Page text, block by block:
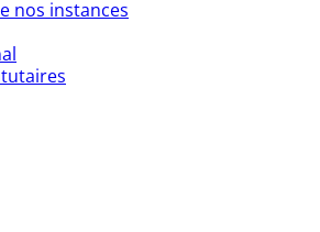
nos instances